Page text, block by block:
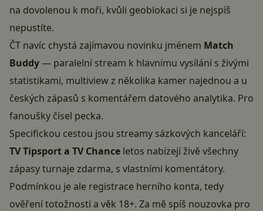
na dovolenou k moři, kvůli geoblokaci si je nejspíš
nepustíte.
ČT navíc chystá zajímavou novinku jménem Match
Buddy— paralelní stream k hlavnímu vysílání s živými
statistikami, multiview z několika kamer najednou a u
českých zápasů s komentářem datového analytika. Pro
fanoušky čísel pecka.
Specifickou cestou jsou streamy sázkových kanceláří:
TV Tipsport a TV Chance letos nabízejí živě všechny
zápasy turnaje zdarma, s vlastními komentátory.
Podmínkou je ale registrace herního konta, tedy
ověření totožnosti a věk 18+. Za mě spíš nouzovka pro